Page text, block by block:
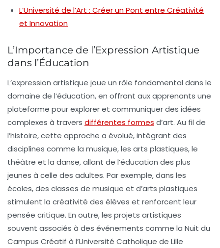
L’Université de l’Art : Créer un Pont entre Créativité
et Innovation
L’Importance de l’Expression Artistique
dans l’Éducation
L’expression artistique joue un rôle fondamental dans le
domaine de l’éducation, en offrant aux apprenants une
plateforme pour explorer et communiquer des idées
complexes à travers différentes formes d’art. Au fil de
l’histoire, cette approche a évolué, intégrant des
disciplines comme la musique, les arts plastiques, le
théâtre et la danse, allant de l’éducation des plus
jeunes à celle des adultes. Par exemple, dans les
écoles, des classes de musique et d’arts plastiques
stimulent la créativité des élèves et renforcent leur
pensée critique. En outre, les projets artistiques
souvent associés à des événements comme la Nuit du
Campus Créatif à l’Université Catholique de Lille